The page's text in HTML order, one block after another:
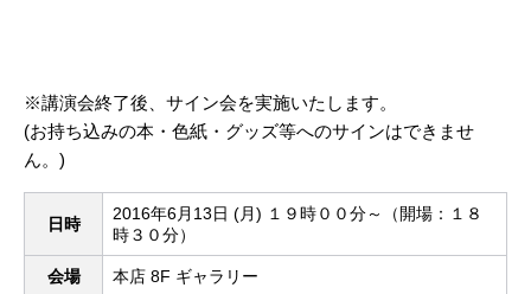
※講演会終了後、サイン会を実施いたします。
(お持ち込みの本・色紙・グッズ等へのサインはできませ
ん。)
日時
2016年6月13日 (月) １９時００分～（開場：１８
時３０分）
会場 本店 8F ギャラリー